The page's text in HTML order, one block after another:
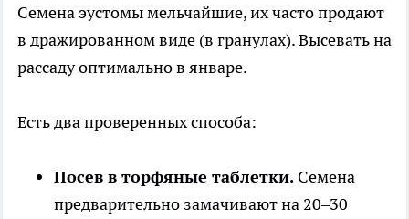
Семена эустомы мельчайшие, их часто продают
в дражированном виде (в гранулах). Высевать на
рассаду оптимально в январе.
Есть два проверенных способа:
Посев в торфяные таблетки. Семена
предварительно замачивают на 20–30